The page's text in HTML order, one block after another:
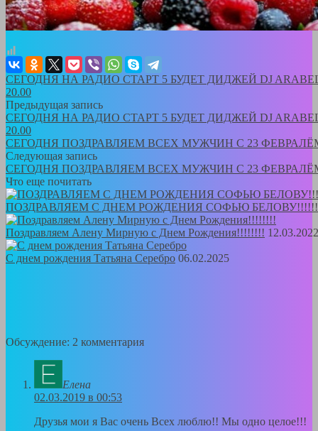
СЕГОДНЯ НА РАДИО СТАРТ 5 БУДЕТ ДИДЖЕЙ DJ
20.00
Предыдущая запись
СЕГОДНЯ НА РАДИО СТАРТ 5 БУДЕТ ДИДЖЕЙ DJ
20.00
СЕГОДНЯ ПОЗДРАВЛЯЕМ ВСЕХ МУЖЧИН С 23
Следующая запись
СЕГОДНЯ ПОЗДРАВЛЯЕМ ВСЕХ МУЖЧИН С 23
Что еще почитать
ПОЗДРАВЛЯЕМ С ДНЕМ РОЖДЕНИЯ СОФЬЮ
Поздравляем Алену Мирную с Днем Рождения!!!!!!!! 12.03.2022
С днем рождения Татьяна Серебро 06.02.2025
Обсуждение: 2 комментария
Елена
02.03.2019 в 00:53
Друзья мои я Вас очень Всех люблю!! Мы одно целое!!!